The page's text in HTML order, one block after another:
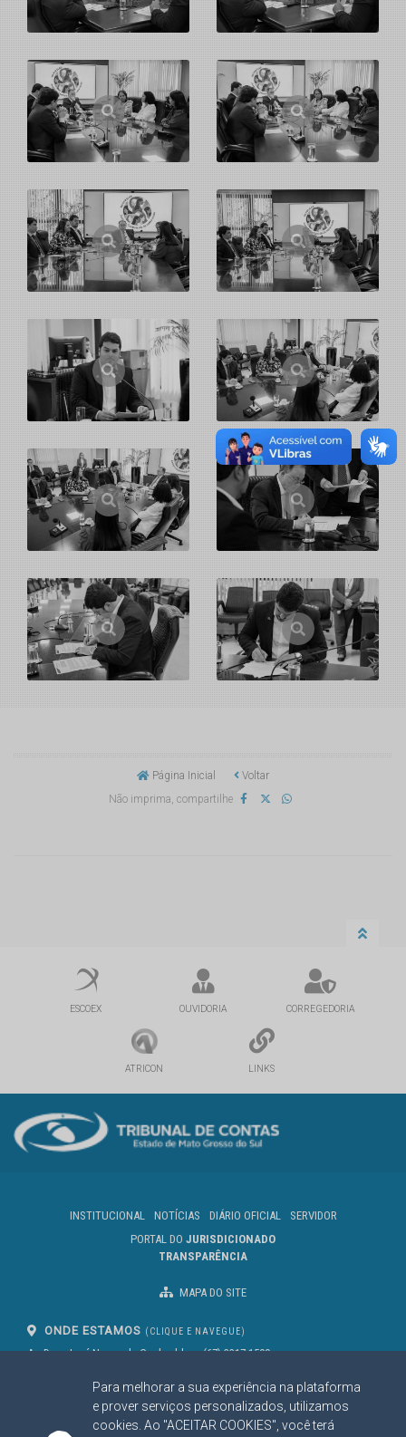
Para melhorar a sua experiência na plataforma
e prover serviços personalizados, utilizamos
cookies. Ao "ACEITAR COOKIES", você terá
Página Inicial
Voltar
Não imprima, compartilhe
ESCOEX OUVIDORIA CORREGEDORIA
ATRICON LINKS
INSTITUCIONAL NOTÍCIAS DIÁRIO OFICIAL
SERVIDOR
PORTAL DO JURISDICIONADO
TRANSPARÊNCIA
MAPA DO SITE
ONDE ESTAMOS (CLIQUE E NAVEGUE)
Av. Des. José Nunes da Cunha, bloco
Campo Grande/MS
CEP: 79031-310
(67) 3317-1500